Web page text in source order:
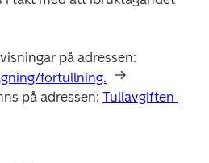
fortullning.
på adressen: Tullavgiften